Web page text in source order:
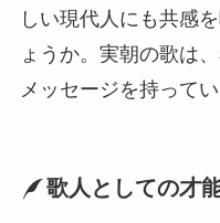
しい現代人にも共感
ょうか。実朝の歌は
メッセージを持ってい
歌人としての才